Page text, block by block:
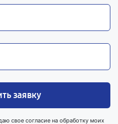
заявку
свое согласие на обработку моих